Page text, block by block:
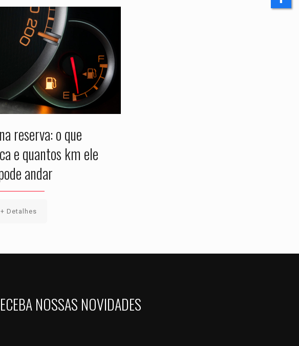
reserva: o que
e quantos km ele
andar
+ Detalhes
NOSSAS NOVIDADES